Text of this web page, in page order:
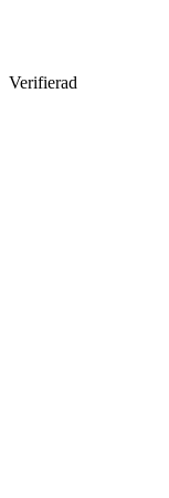
Verifierad